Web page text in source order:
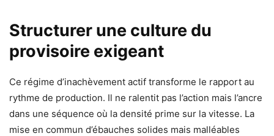
Structurer une culture du
provisoire exigeant
Ce régime d’inachèvement actif transforme le rapport au
rythme de production. Il ne ralentit pas l’action mais l’ancre
dans une séquence où la densité prime sur la vitesse. La
mise en commun d’ébauches solides mais malléables